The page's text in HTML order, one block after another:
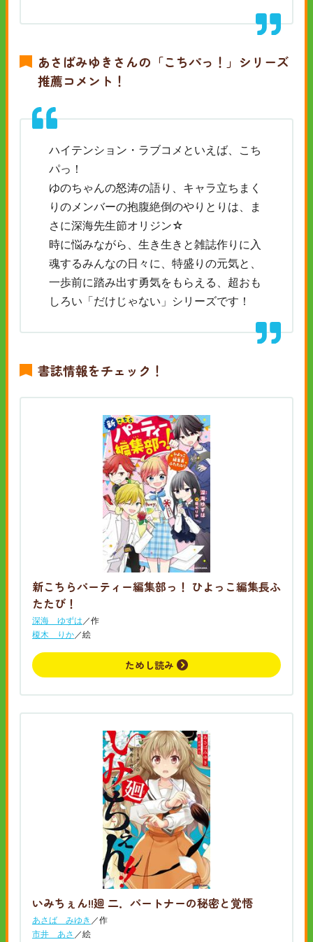
あさばみゆきさんの「こちパっ！」シリーズ
推薦コメント！
ハイテンション・ラブコメといえば、こち
パっ！
ゆのちゃんの怒涛の語り、キャラ立ちまく
りのメンバーの抱腹絶倒のやりとりは、ま
さに深海先生節オリジン☆
時に悩みながら、生き生きと雑誌作りに入
魂するみんなの日々に、特盛りの元気と、
一歩前に踏み出す勇気をもらえる、超おも
しろい「だけじゃない」シリーズです！
書誌情報をチェック！
新こちらパーティー編集部っ！ ひよっこ編集長ふ
たたび！
深海 ゆずは ／作
榎木 りか／絵
ためし読み
いみちぇん!!廻 二．パートナーの秘密と覚悟
あさば みゆき ／作
市井 あさ ／絵